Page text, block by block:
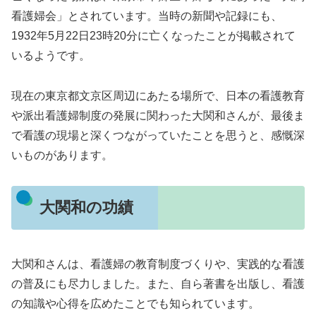
看護婦会」とされています。当時の新聞や記録にも、
1932年5月22日23時20分に亡くなったことが掲載されて
いるようです。
現在の東京都文京区周辺にあたる場所で、日本の看護教育
や派出看護婦制度の発展に関わった大関和さんが、最後ま
で看護の現場と深くつながっていたことを思うと、感慨深
いものがあります。
大関和の功績
大関和さんは、看護婦の教育制度づくりや、実践的な看護
の普及にも尽力しました。また、自ら著書を出版し、看護
の知識や心得を広めたことでも知られています。